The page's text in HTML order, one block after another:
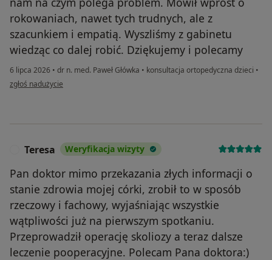
rokowaniach, nawet tych trudnych, ale z
szacunkiem i empatią. Wyszliśmy z gabinetu
wiedząc co dalej robić. Dziękujemy i polecamy
6 lipca 2026 • dr n. med. Paweł Główka • konsultacja ortopedyczna dzieci •
w opinii użytkownika ZosiaP
zgłoś nadużycie
Teresa Weryfikacja wizyty
Pan doktor mimo przekazania złych informacji o
stanie zdrowia mojej córki, zrobił to w sposób
rzeczowy i fachowy, wyjaśniając wszystkie
wątpliwości już na pierwszym spotkaniu.
Przeprowadził operację skoliozy a teraz dalsze
leczenie pooperacyjne. Polecam Pana doktora:)